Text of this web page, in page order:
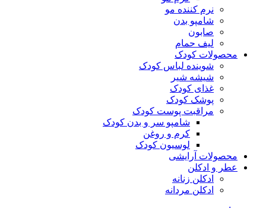
نرم کننده مو
شامپو بدن
صابون
لیف حمام
محصولات کودک
شوینده لباس کودک
شیشه شیر
غذای کودک
پوشک کودک
مراقبت پوست کودک
شامپو سر و بدن کودک
کرم و روغن
لوسیون کودک
محصولات آرایشی
عطر و ادکلن
ادکلن زنانه
ادکلن مردانه